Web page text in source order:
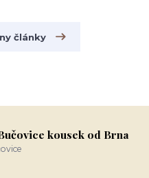
články
kousek od Brna